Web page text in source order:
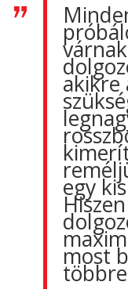
akikre
egy
most